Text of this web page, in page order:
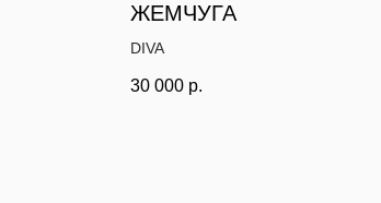
ЖЕМЧУГА
DIVA
30 000 р.